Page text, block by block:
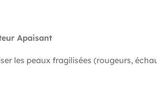
Apaisant
les peaux fragilisées (rougeurs,